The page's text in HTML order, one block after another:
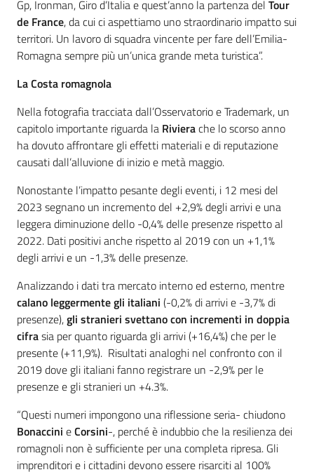
Gp, Ironman, Giro d’Italia e quest’anno la partenza del Tour
de France, da cui ci aspettiamo uno straordinario impatto sui
territori. Un lavoro di squadra vincente per fare dell’Emilia-
Romagna sempre più un’unica grande meta turistica”.
La Costa romagnola
Nella fotografia tracciata dall’Osservatorio e Trademark, un
capitolo importante riguarda la Rivierache lo scorso anno
ha dovuto affrontare gli effetti materiali e di reputazione
causati dall’alluvione di inizio e metà maggio.
Nonostante l’impatto pesante degli eventi, i 12 mesi del
2023 segnano un incremento del +2,9% degli arrivi e una
leggera diminuzione dello -0,4% delle presenze rispetto al
2022. Dati positivi anche rispetto al 2019 con un +1,1%
degli arrivi e un -1,3% delle presenze.
Analizzando i dati tra mercato interno ed esterno, mentre
calano leggermente gli italiani (-0,2% di arrivi e -3,7% di
presenze),gli stranieri svettano con incrementi in doppia
cifrasia per quanto riguarda gli arrivi (+16,4%) che per le
presente (+11,9%). Risultati analoghi nel confronto con il
2019 dove gli italiani fanno registrare un -2,9% per le
presenze e gli stranieri un +4.3%.
“Questi numeri impongono una riflessione seria- chiudono
Bonaccini eCorsini-, perché è indubbio che la resilienza dei
romagnoli non è sufficiente per una completa ripresa. Gli
imprenditori e i cittadini devono essere risarciti al 100%